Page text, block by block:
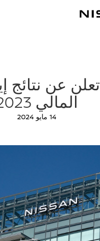
عن نتائج
المالي 2023
14 مايو 2024